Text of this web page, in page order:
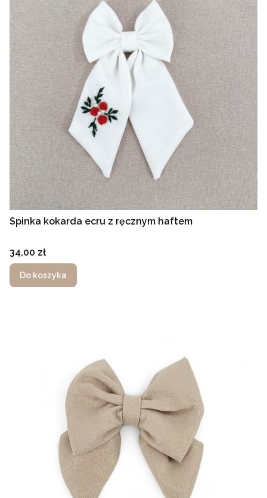
Spinka kokarda ecru z ręcznym haftem
Cena
34,00 zł
Do koszyka